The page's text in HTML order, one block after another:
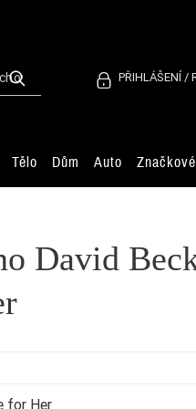
PŘIHLÁŠENÍ /
Tělo Dům Auto
David
for Her